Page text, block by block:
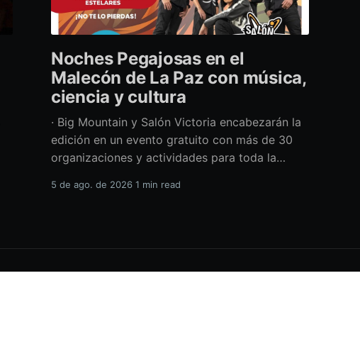
Noches Pegajosas en el
Malecón de La Paz con música,
ciencia y cultura
· Big Mountain y Salón Victoria encabezarán la
edición en un evento gratuito con más de 30
organizaciones y actividades para toda la
en vivo, divulgación científica y actividades
5 de ago. de 2026 1 min read